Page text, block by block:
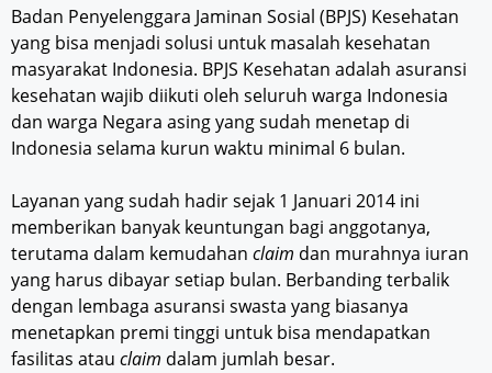
Badan Penyelenggara Jaminan Sosial (BPJS) Kesehatan
yang bisa menjadi solusi untuk masalah kesehatan
masyarakat Indonesia. BPJS Kesehatan adalah asuransi
kesehatan wajib diikuti oleh seluruh warga Indonesia
dan warga Negara asing yang sudah menetap di
Indonesia selama kurun waktu minimal 6 bulan.
Layanan yang sudah hadir sejak 1 Januari 2014 ini
memberikan banyak keuntungan bagi anggotanya,
terutama dalam kemudahan claim dan murahnya iuran
yang harus dibayar setiap bulan. Berbanding terbalik
dengan lembaga asuransi swasta yang biasanya
menetapkan premi tinggi untuk bisa mendapatkan
fasilitas atau claim dalam jumlah besar.